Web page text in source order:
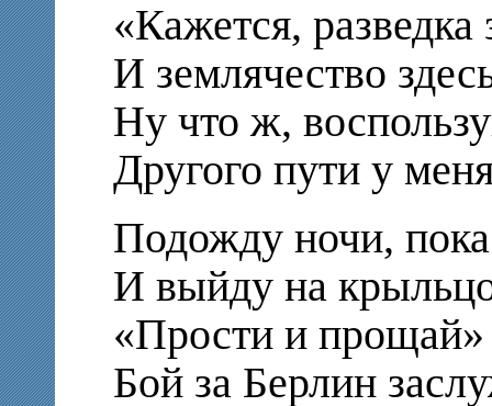
«Кажется,
И землячество
Ну что ж,
Другого пути у
Подожду ночи, пока
И выйду на
«Прости и
Бой за Берлин